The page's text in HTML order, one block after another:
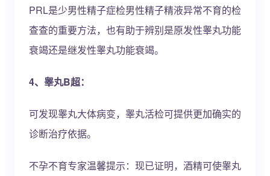
PRL是少男性精子症检男性精子精液异常不育的检
查查的重要方法，也有助于辨别是原发性睾丸功能
衰竭还是继发性睾丸功能衰竭。
4、睾丸B超：
可发现睾丸大体病变，睾丸活检可提供更加确实的
诊断治疗依据。
不孕不育专家温馨提示：现已证明，酒精可使睾丸